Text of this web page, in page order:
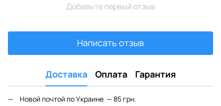
Добавьте первый отзыв
Написать отзыв
Доставка Оплата Гарантия
Новой почтой по Украине — 85 грн.